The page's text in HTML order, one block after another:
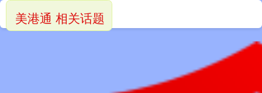
美港通 相关话题